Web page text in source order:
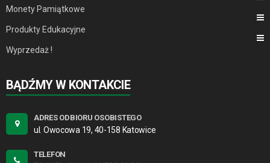
Monety Pamiątkowe
Produkty Edukacyjne
Wyprzedaż !
BĄDŹMY W KONTAKCIE
ADRES ODBIORU OSOBISTEGO
ul. Owocowa 19, 40-158 Katowice
TELEFON